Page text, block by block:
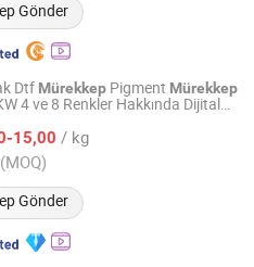
Gönder
Dtf Mürekkep Pigment Mürekkep
4 ve 8 Renkler Hakkında Dijital
15,00 / kg
(MOQ)
Gönder
Co., Ltd.
Fiyat 2022